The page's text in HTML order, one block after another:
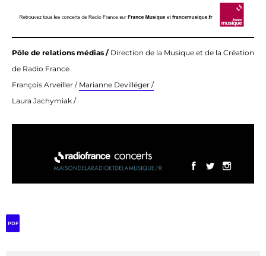
Pôle de relations médias / Direction de la Musique et de la Création
de Radio France
François Arveiller / Marianne Devilléger /
Laura Jachymiak /
PDF